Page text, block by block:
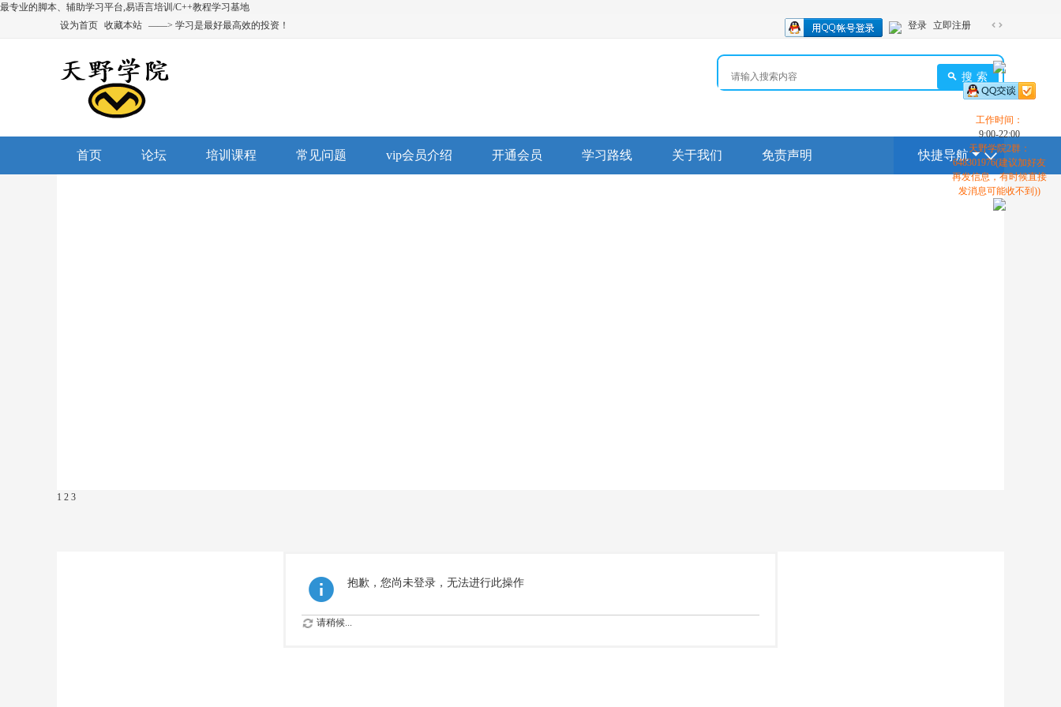
最专业的脚本、辅助学习平台,易语言培训/C++教程学习基地
设为首页 收藏本站 ——> 学习是最好最高效的投资！
换
到
宽
版
登录 立即注册
搜索
首页 论坛 培训课程 常见问题 vip会员介绍 开通会员 学习路线 关于我们 免责声明 快捷导航
1 2 3
抱歉，您尚未登录，无法进行此操作
请稍候...
工作时间：
9:00-22:00
天野学院2群：
648301976(建议加好友
再发信息，有时候直接
发消息可能收不到))